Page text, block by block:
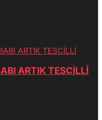
ARTIK TESCİLLİ
ARTIK TESCİLLİ